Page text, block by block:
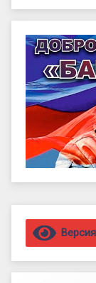
Правый